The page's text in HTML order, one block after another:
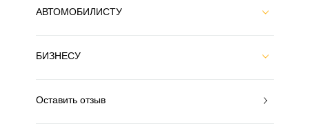
АВТОМОБИЛИСТУ
БИЗНЕСУ
Оставить отзыв